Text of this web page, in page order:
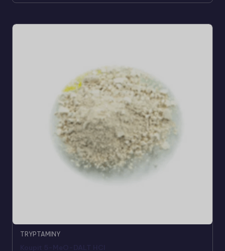
TRYPTAMINY